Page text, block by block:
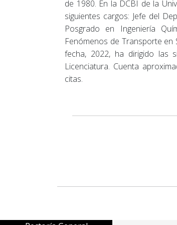
de 1980. En la DCBI de la
siguientes cargos: Jefe del
Posgrado en Ingeniería
Fenómenos de Transporte en
fecha, 2022, ha dirigido las
Licenciatura. Cuenta
citas.